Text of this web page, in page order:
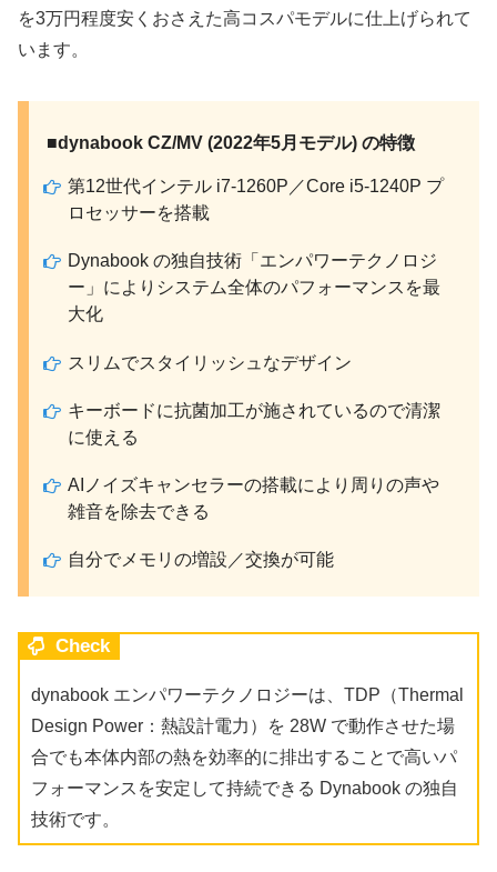
を3万円程度安くおさえた高コスパモデルに仕上げられて
います。
■dynabook CZ/MV (2022年5月モデル) の特徴
第12世代インテル i7-1260P／Core i5-1240P プ
ロセッサーを搭載
Dynabook の独自技術「エンパワーテクノロジ
ー」によりシステム全体のパフォーマンスを最
大化
スリムでスタイリッシュなデザイン
キーボードに抗菌加工が施されているので清潔
に使える
AIノイズキャンセラーの搭載により周りの声や
雑音を除去できる
自分でメモリの増設／交換が可能
Check
dynabook エンパワーテクノロジーは、TDP（Thermal
Design Power：熱設計電力）を 28W で動作させた場
合でも本体内部の熱を効率的に排出することで高いパ
フォーマンスを安定して持続できる Dynabook の独自
技術です。